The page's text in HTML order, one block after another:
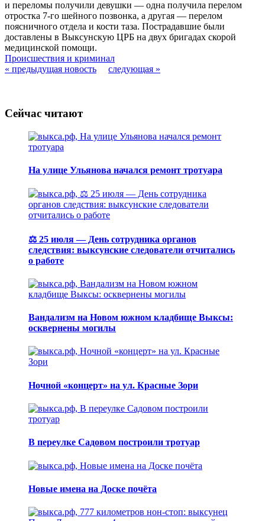
и переломы получили девушки — одна получила перелом
отростка 7-го шейного позвонка, а другая — перелом
поясничного отдела и кости таза. Пострадавшие были
доставлены в Выксунскую ЦРБ на двух бригадах скорой
медицинской помощи.
Происшествия и криминал
« предыдущая новость
следующая »
Сейчас читают
На улице Ульянова начался ремонт тротуара
⚖️ 25 июля — День сотрудника органов
следствия: выксунские следователи отчитались
о работе
Вандализм на Новом южном кладбище Выксы:
осквернены могилы
Ночной «концерт» на ул. Красные Зори
В переулке Садовом построили тротуар
Новые имена на Доске почёта